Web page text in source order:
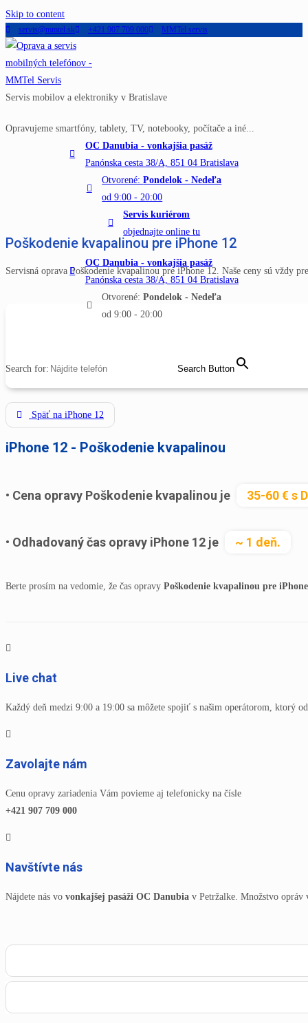
Skip to content
servis@mmtel.sk +421 907 709 000 MMTel servis
Servis mobilov a elektroniky v Bratislave
Opravujeme smartfóny, tablety, TV, notebooky, počítače a iné...
OC Danubia - vonkajšia pasáž
Panónska cesta 38/A, 851 04 Bratislava
Otvorené:Pondelok - Nedeľa
od 9:00 - 20:00
Servis kuriérom
objednajte online tu
OC Danubia - vonkajšia pasáž
Panónska cesta 38/A, 851 04 Bratislava
Otvorené:Pondelok - Nedeľa
od 9:00 - 20:00
Search for: Search Button
Poškodenie kvapalinou pre iPhone 12
Servisná oprava Poškodenie kvapalinou pre iPhone 12. Naše ceny sú vždy
Späť na iPhone 12
iPhone 12 - Poškodenie kvapalinou
Cena opravy Poškodenie kvapalinou je 35-60 € s
Odhadovaný čas opravy iPhone 12 je ~ 1 deň.
Berte prosím na vedomie, že čas opravy Poškodenie kvapalinou pre
Live chat
Každý deň medzi 9:00 a 19:00 sa môžete spojiť s našim operátorom, ktorý
Zavolajte nám
Cenu opravy zariadenia Vám povieme aj telefonicky na čísle
+421 907 709 000
Navštívte nás
Nájdete nás vo vonkajšej pasáži OC Danubia v Petržalke. Množstvo opráv